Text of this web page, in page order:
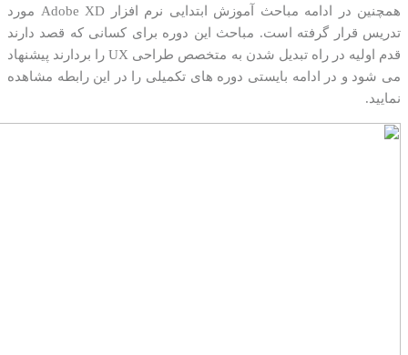
همچنین در ادامه مباحث آموزش ابتدایی نرم افزار Adobe XD مورد
تدریس قرار گرفته است. مباحث این دوره برای کسانی که قصد دارند
قدم اولیه در راه تبدیل شدن به متخصص طراحی UX را بردارند پیشنهاد
می شود و در ادامه بایستی دوره های تکمیلی را در این رابطه مشاهده
نمایید.